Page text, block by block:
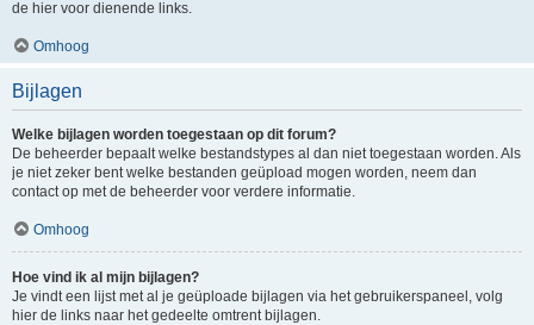
de hier voor dienende links.
Omhoog
Bijlagen
Welke bijlagen worden toegestaan op dit forum?
De beheerder bepaalt welke bestandstypes al dan niet toegestaan worden. Als
je niet zeker bent welke bestanden geüpload mogen worden, neem dan
contact op met de beheerder voor verdere informatie.
Omhoog
Hoe vind ik al mijn bijlagen?
Je vindt een lijst met al je geüploade bijlagen via het gebruikerspaneel, volg
hier de links naar het gedeelte omtrent bijlagen.